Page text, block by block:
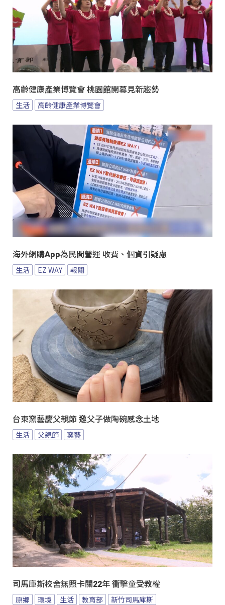
高齡健康產業博覽會 桃園館開幕見新趨勢
生活 高齡健康產業博覽會
海外網購App為民間營運 收費、個資引疑慮
生活 EZ WAY 報關
台東窯藝慶父親節 邀父子做陶碗感念土地
生活 父親節 窯藝
司馬庫斯校舍無照卡關22年 衝擊童受教權
原鄉 環境 生活 教育部 新竹司馬庫斯